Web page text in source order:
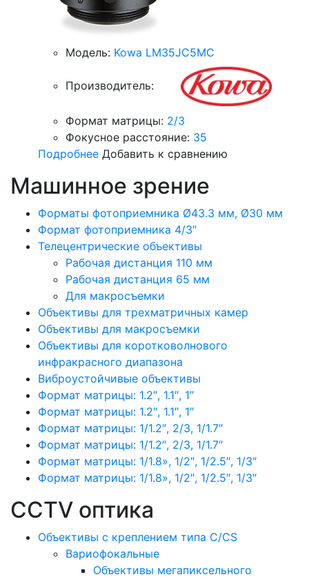
Модель: Kowa LM35JC5MC
Производитель:
Формат матрицы: 2/3
Фокусное расстояние: 35
Подробнее Добавить к сравнению
Машинное зрение
Форматы фотоприемника Ø43.3 мм, Ø30 мм
Формат фотоприемника 4/3″
Телецентрические объективы
Рабочая дистанция 110 мм
Рабочая дистанция 65 мм
Для макросъемки
Объективы для трехматричных камер
Объективы для макросъемки
Объективы для коротковолнового
инфракрасного диапазона
Виброустойчивые объективы
Формат матрицы: 1.2″, 1.1″, 1″
Формат матрицы: 1.2″, 1.1″, 1″
Формат матрицы: 1/1.2″, 2/3, 1/1.7″
Формат матрицы: 1/1.2″, 2/3, 1/1.7″
Формат матрицы: 1/1.8», 1/2″, 1/2.5″, 1/3″
Формат матрицы: 1/1.8», 1/2″, 1/2.5″, 1/3″
CCTV оптика
Объективы с креплением типа C/CS
Вариофокальные
Объективы мегапиксельного